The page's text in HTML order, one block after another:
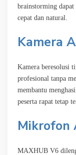
brainstorming dapat
cepat dan natural.
Kamera
Kamera beresolusi
profesional tanpa
membantu
peserta rapat tetap
Mikrofon
MAXHUB V6